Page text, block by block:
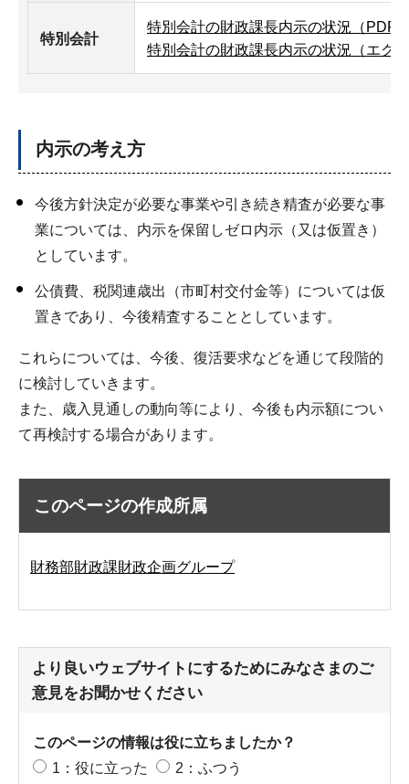
特別会計
特別会計の財政課長内示の状況（PDF
特別会計の財政課長内示の状況（エク
内示の考え方
今後方針決定が必要な事業や引き続き精査が必要な事
業については、内示を保留しゼロ内示（又は仮置き）
としています。
公債費、税関連歳出（市町村交付金等）については仮
置きであり、今後精査することとしています。
これらについては、今後、復活要求などを通じて段階的
に検討していきます。
また、歳入見通しの動向等により、今後も内示額につい
て再検討する場合があります。
このページの作成所属
財務部財政課財政企画グループ
より良いウェブサイトにするためにみなさまのご
意見をお聞かせください
このページの情報は役に立ちましたか？
1：役に立った
2：ふつう